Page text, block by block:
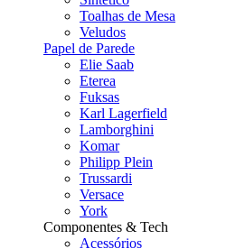
Toalhas de Mesa
Veludos
Papel de Parede
Elie Saab
Eterea
Fuksas
Karl Lagerfield
Lamborghini
Komar
Philipp Plein
Trussardi
Versace
York
Componentes & Tech
Acessórios